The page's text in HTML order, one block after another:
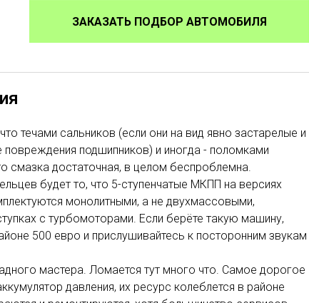
ЗАКАЗАТЬ ПОДБОР АВТОМОБИЛЯ
течами сальников (если они на вид явно застарелые и
подшипников) и иногда - поломками
смазка достаточная, в целом беспроблемна.
будет то, что 5-ступенчатые МКПП на версиях
монолитными, а не двухмассовыми,
с турбомоторами. Если берёте такую машину,
500 евро и прислушивайтесь к посторонним звукам
мастера. Ломается тут много что. Самое дорогое
давления, их ресурс колеблется в районе